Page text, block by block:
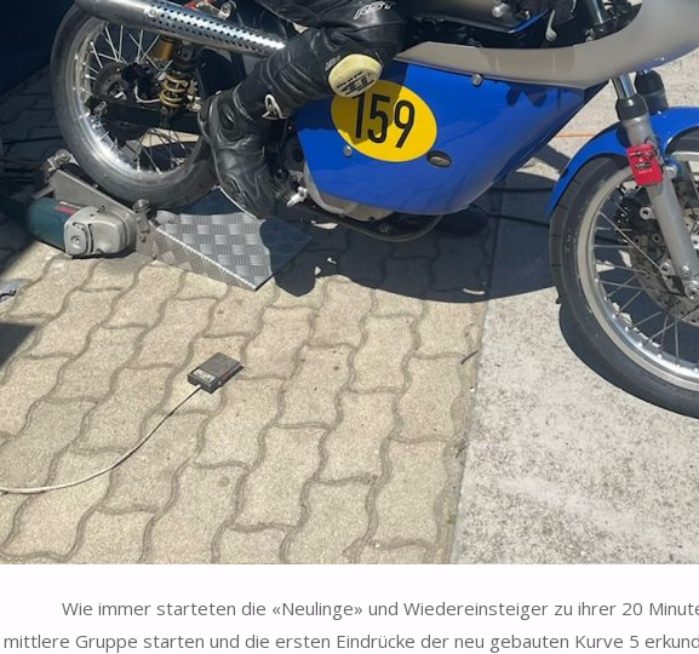
Wie immer starteten die «Neulinge» und Wiedereinsteiger zu ihrer 20
Gruppe starten und die ersten Eindrücke der neu gebauten Kurve 5